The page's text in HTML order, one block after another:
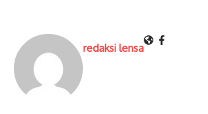
redaksi lensa